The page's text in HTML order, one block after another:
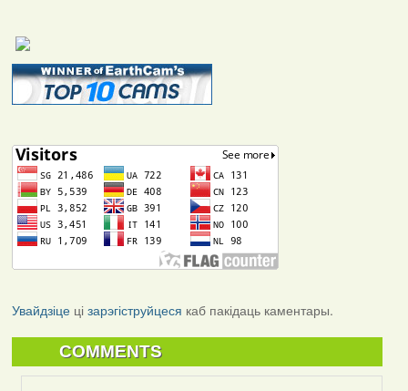
Увайдзіцеці зарэгіструйцеся каб пакідаць каментары.
COMMENTS